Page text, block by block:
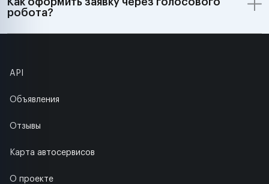
робота?
API
Объявления
Отзывы
Карта автосервисов
О проекте